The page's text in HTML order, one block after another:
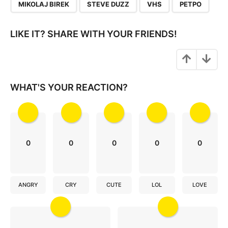
a
n
MIKOLAJ BIREK STEVE DUZZ VHS ΡΕΤΡΌ
LIKE IT? SHARE WITH YOUR FRIENDS!
WHAT'S YOUR REACTION?
0
ANGRY
0
CRY
0
CUTE
0
LOL
0
LOVE